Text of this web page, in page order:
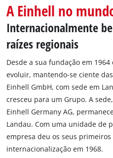
A Einhell no
Internacionalmente
raízes regionais
Desde a sua fundação em
evoluir, mantendo-se ciente
Einhell GmbH, com sede em
cresceu para um Grupo. A
Einhell Germany AG,
Landau. Com uma unidade de
empresa deu os seus primeiros
internacionalização em 1968.